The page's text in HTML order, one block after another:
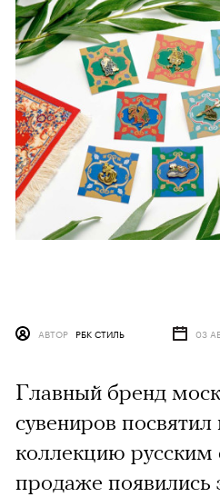
АВТОР РБК СТИЛЬ 03
Главный бренд
сувениров
коллекцию русским
продаже появились